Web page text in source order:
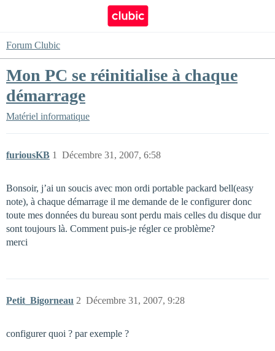
Forum Clubic
Mon PC se réinitialise à chaque
démarrage
Matériel informatique
furiousKB Décembre 31, 2007, 6:58
1
Bonsoir, j’ai un soucis avec mon ordi portable packard bell(easy
note), à chaque démarrage il me demande de le configurer donc
toute mes données du bureau sont perdu mais celles du disque dur
sont toujours là. Comment puis-je régler ce problème?
merci
Petit_Bigorneau Décembre 31, 2007, 9:28
2
configurer quoi ? par exemple ?